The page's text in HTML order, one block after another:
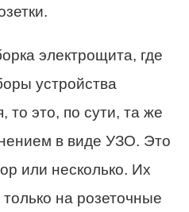
электрощита, где
устройства
то это, по сути, та же
в виде УЗО. Это
или несколько. Их
на розеточные